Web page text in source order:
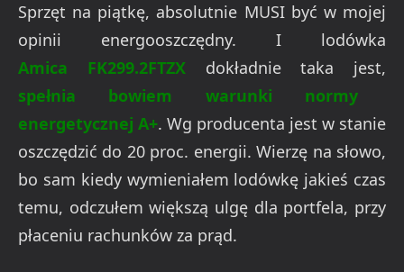
Sprzęt na piątkę, absolutnie MUSI być w mojej
opinii energooszczędny. I lodówka
Amica FK299.2FTZXdokładnie taka jest,
spełnia bowiem warunki normy
energetycznej A+. Wg producenta jest w stanie
oszczędzić do 20 proc. energii. Wierzę na słowo,
bo sam kiedy wymieniałem lodówkę jakieś czas
temu, odczułem większą ulgę dla portfela, przy
płaceniu rachunków za prąd.